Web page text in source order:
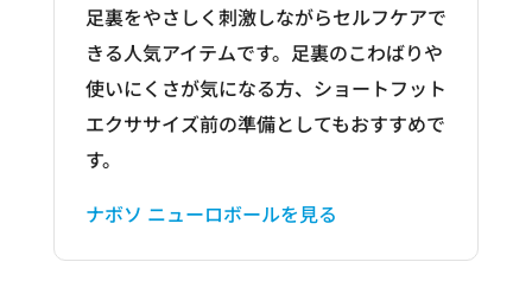
足裏をやさしく刺激しながらセルフケアで
きる人気アイテムです。足裏のこわばりや
使いにくさが気になる方、ショートフット
エクササイズ前の準備としてもおすすめで
す。
ナボソ ニューロボールを見る